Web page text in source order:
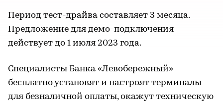
Период тест-драйва составляет 3 месяца.
Предложение для демо-подключения
действует до 1 июля 2023 года.
Специалисты Банка «Левобережный»
бесплатно установят и настроят терминалы
для безналичной оплаты, окажут техническую